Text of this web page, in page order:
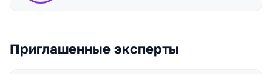
Приглашенные эксперты